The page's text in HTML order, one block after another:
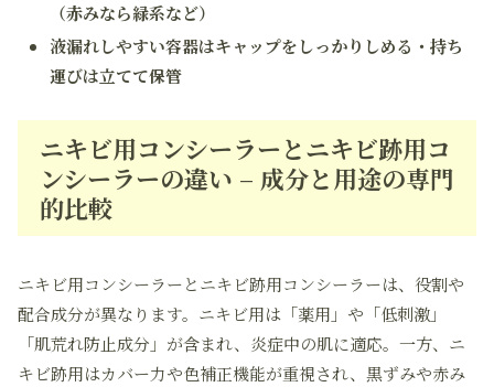
（赤みなら緑系など）
液漏れしやすい容器はキャップをしっかりしめる・持ち
運びは立てて保管
ニキビ用コンシーラーとニキビ跡用コ
ンシーラーの違い – 成分と用途の専門
的比較
ニキビ用コンシーラーとニキビ跡用コンシーラーは、役割や
配合成分が異なります。ニキビ用は「薬用」や「低刺激」
「肌荒れ防止成分」が含まれ、炎症中の肌に適応。一方、ニ
キビ跡用はカバー力や色補正機能が重視され、黒ずみや赤み